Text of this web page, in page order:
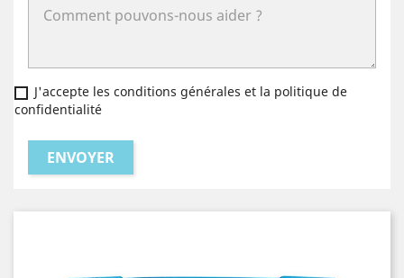
J'accepte les conditions générales et la politique de
confidentialité